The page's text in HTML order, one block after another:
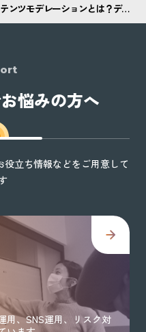
ンツモデレーションとは？デジ
パトロールの重要性
悩みの方へ
役立ち情報などをご用意して
用、SNS運用、リスク対